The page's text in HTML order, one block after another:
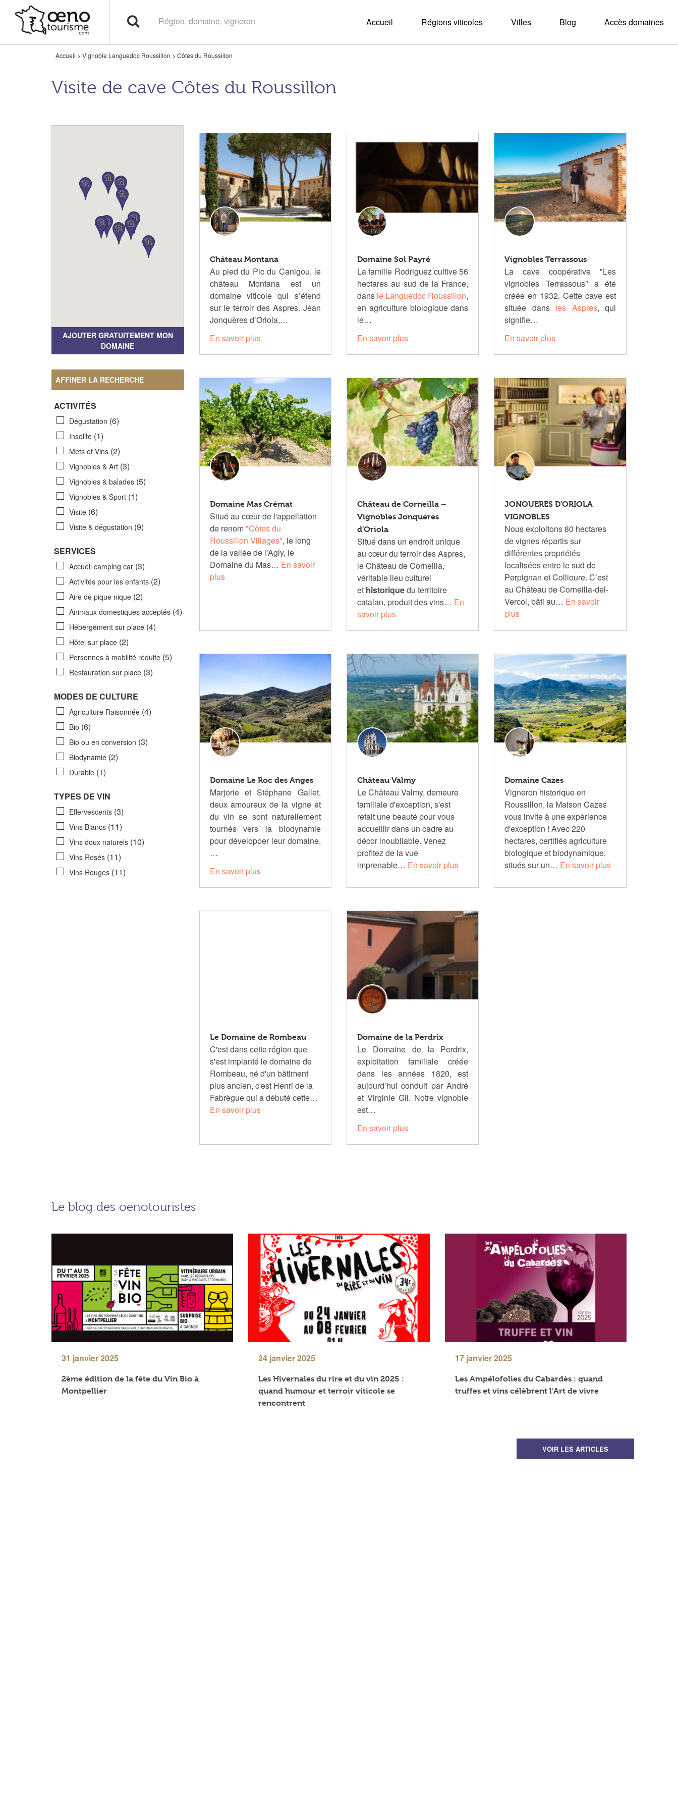
Accueil Régions viticoles Villes Blog Accès domaines
Accueil > Vignoble Languedoc Roussillon > Côtes du Roussillon
Visite de cave Côtes du Roussillon
AJOUTER GRATUITEMENT MON
DOMAINE
AFFINER LA RECHERCHE
ACTIVITÉS
Dégustation (6)
Insolite (1)
Mets et Vins (2)
Vignobles & Art (3)
Vignobles & balades (5)
Vignobles & Sport (1)
Visite (6)
Visite & dégustation (9)
SERVICES
Accueil camping car (3)
Activités pour les enfants (2)
Aire de pique nique (2)
Animaux domestiques acceptés (4)
Hébergement sur place (4)
Hôtel sur place (2)
Personnes à mobilité réduite (5)
Restauration sur place (3)
MODES DE CULTURE
Agriculture Raisonnée (4)
Bio (6)
Bio ou en conversion (3)
Biodynamie (2)
Durable (1)
TYPES DE VIN
Effervescents (3)
Vins Blancs (11)
Vins doux naturels (10)
Vins Rosés (11)
Vins Rouges (11)
Château Montana
Au pied du Pic du Canigou, le
château Montana est un
domaine viticole qui s’étend
sur le terroir des Aspres. Jean
Jonquères d’Oriola,…
En savoir plus
Domaine Sol Payré
La famille Rodriguez cultive 56
hectares au sud de la France,
dans le Languedoc Roussillon,
en agriculture biologique dans
le…
En savoir plus
Vignobles Terrassous
La cave coopérative "Les
vignobles Terrassous" a été
créée en 1932. Cette cave est
située dans les Aspres, qui
signifie…
En savoir plus
Domaine Mas Crémat
Situé au cœur de l'appellation
de renom"Côtes du
Roussillon Villages", le long
de la vallée de l'Agly, le
Domaine du Mas… En savoir
plus
Château de Corneilla –
Vignobles Jonqueres
d’Oriola
Situé dans un endroit unique
au cœur du terroir des Aspres,
le Château de Corneilla,
véritable lieu culturel
et historiquedu territoire
catalan, produit des vins… En
savoir plus
JONQUERES D’ORIOLA
VIGNOBLES
Nous exploitons 80 hectares
de vignes répartis sur
différentes propriétés
localisées entre le sud de
Perpignan et Collioure. C’est
au Château de Corneilla-del-
Vercol, bâti au… En savoir
plus
Domaine Le Roc des Anges
Marjorie et Stéphane Gallet,
deux amoureux de la vigne et
du vin se sont naturellement
tournés vers la biodynamie
pour développer leur domaine,
…
En savoir plus
Château Valmy
Le Château Valmy, demeure
familiale d'exception, s'est
refait une beauté pour vous
accueillir dans un cadre au
décor inoubliable. Venez
profitez de la vue
imprenable… En savoir plus
Domaine Cazes
Vigneron historique en
Roussillon, la Maison Cazes
vous invite à une expérience
d'exception ! Avec 220
hectares, certifiés agriculture
biologique et biodynamique,
situés sur un… En savoir plus
Le Domaine de Rombeau
C'est dans cette région que
s'est implanté le domaine de
Rombeau, né d'un bâtiment
plus ancien, c'est Henri de la
Fabrègue qui a débuté cette…
En savoir plus
Domaine de la Perdrix
Le Domaine de la Perdrix,
exploitation familiale créée
dans les années 1820, est
aujourd’hui conduit par André
et Virginie Gil. Notre vignoble
est…
En savoir plus
Le blog des oenotouristes
31 janvier 2025
2ème édition de la fête du Vin Bio à
Montpellier
24 janvier 2025
Les Hivernales du rire et du vin 2025 :
quand humour et terroir viticole se
rencontrent
17 janvier 2025
Les Ampélofolies du Cabardès : quand
truffes et vins célèbrent l’Art de vivre
VOIR LES ARTICLES